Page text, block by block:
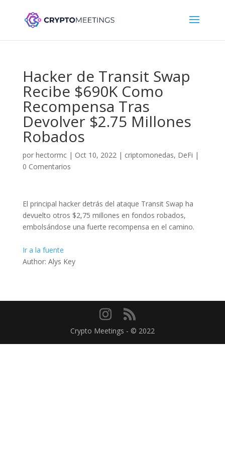
Hacker de Transit Swap
Recibe $690K Como
Recompensa Tras
Devolver $2.75 Millones
Robados
por hectormc| Oct 10, 2022| criptomonedas, DeFi |
0 Comentarios
El principal hacker detrás del ataque Transit Swap ha
devuelto otros $2,75 millones en fondos robados,
embolsándose una fuerte recompensa en el camino.
Ir a la fuente
Author: Alys Key
Crypto Meetings - © 2022